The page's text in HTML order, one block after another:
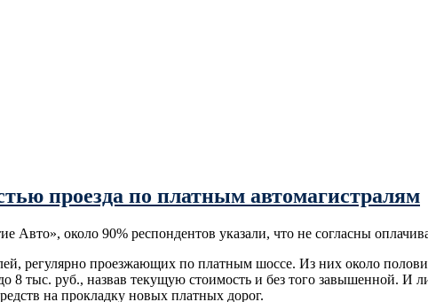
проезда по платным автомагистралям
Авто», около 90% респондентов указали, что не согласны
регулярно проезжающих по платным шоссе. Из них около
8 тыс. руб., назвав текущую стоимость и без того завышенной. И
на прокладку новых платных дорог.